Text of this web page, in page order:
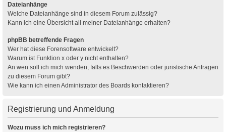
Dateianhänge
Welche Dateianhänge sind in diesem Forum zulässig?
Kann ich eine Übersicht all meiner Dateianhänge erhalten?
phpBB betreffende Fragen
Wer hat diese Forensoftware entwickelt?
Warum ist Funktion x oder y nicht enthalten?
An wen soll ich mich wenden, falls es Beschwerden oder juristische Anfragen
zu diesem Forum gibt?
Wie kann ich einen Administrator des Boards kontaktieren?
Registrierung und Anmeldung
Wozu muss ich mich registrieren?